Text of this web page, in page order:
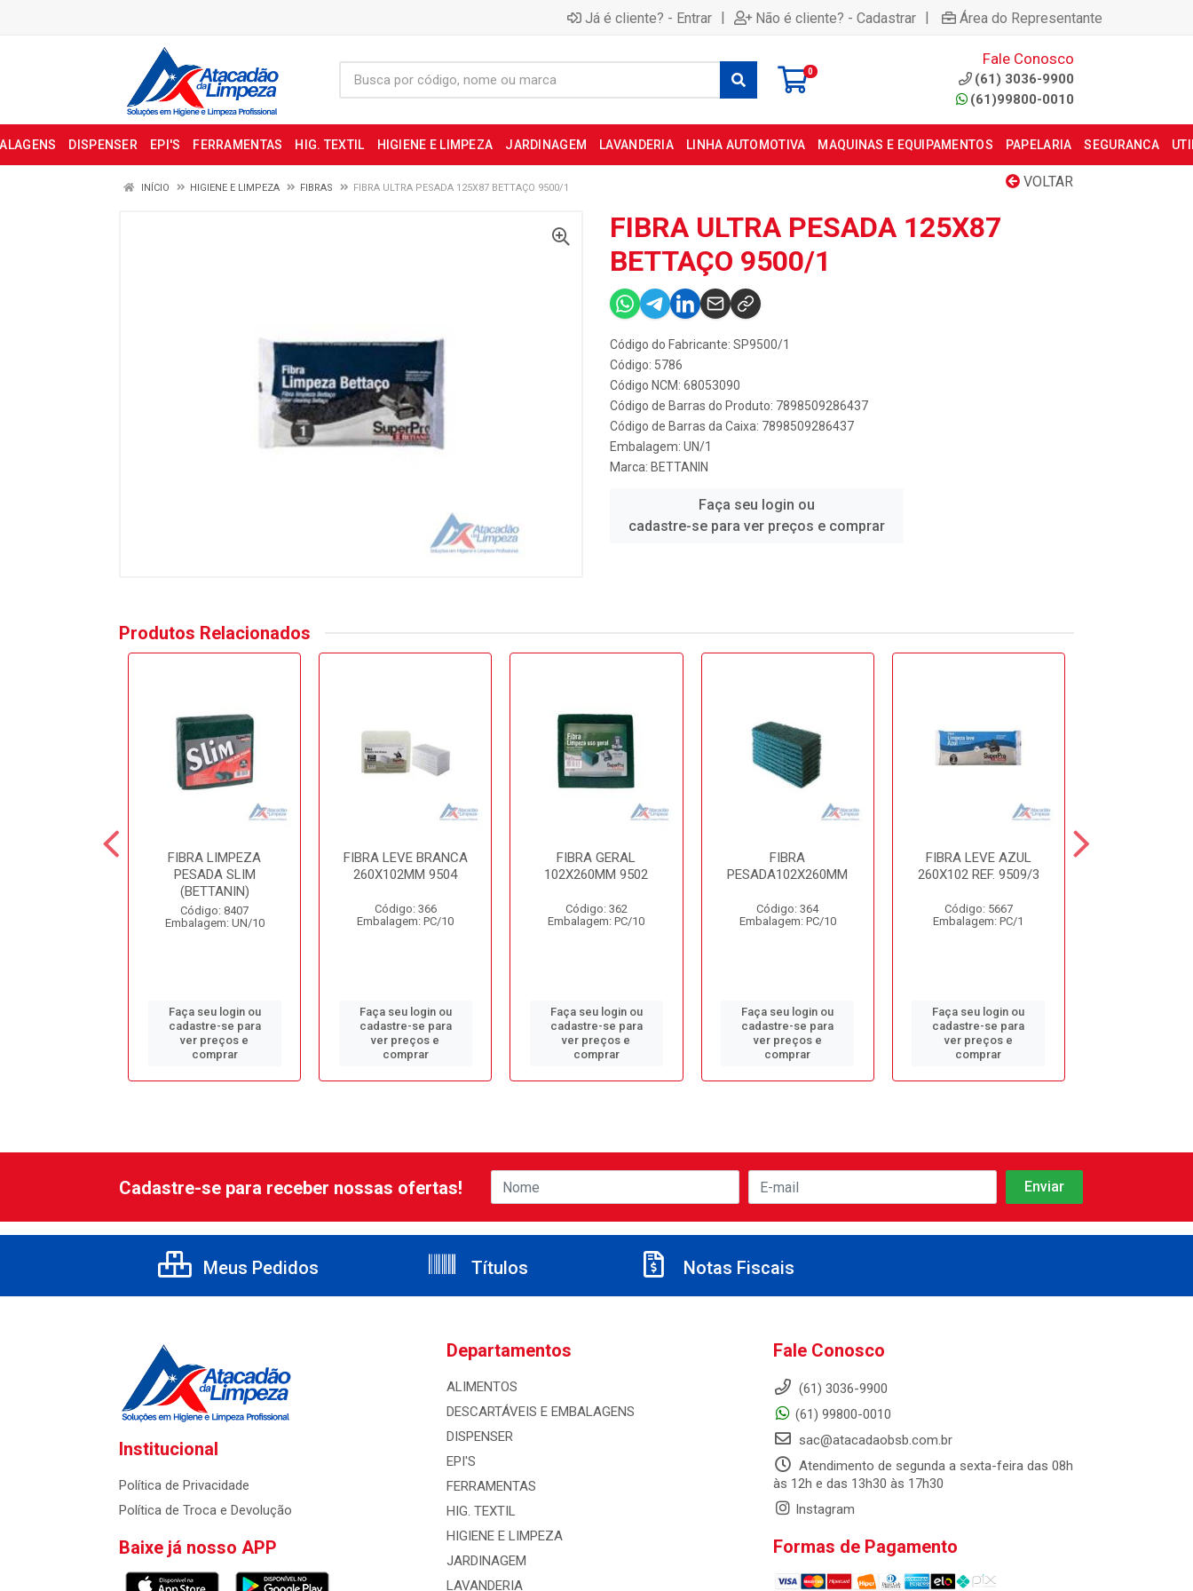
Já é cliente? - Entrar | Não é cliente? - Cadastrar | Área do Representante
0
Fale Conosco
(61) 3036-9900
(61)99800-0010
DISPENSER EPI'S FERRAMENTAS HIG. TEXTIL HIGIENE E LIMPEZA JARDINAGEM LAVANDERIA LINHA AUTOMOTIVA MAQUINAS E EQUIPAMENTOS PAPELARIA SEGURANCA
VOLTAR
INÍCIO HIGIENE E LIMPEZA FIBRAS FIBRA ULTRA PESADA 125X87 BETTAÇO 9500/1
FIBRA ULTRA PESADA 125X87
BETTAÇO 9500/1
Código do Fabricante: SP9500/1
Código: 5786
Código NCM: 68053090
Código de Barras do Produto: 7898509286437
Código de Barras da Caixa: 7898509286437
Embalagem: UN/1
Marca: BETTANIN
Faça seu login ou
cadastre-se para ver preços e comprar
Produtos Relacionados
FIBRA LIMPEZA
PESADA SLIM
(BETTANIN)
Código: 8407
Embalagem: UN/10
Faça seu login ou
cadastre-se para
ver preços e
comprar
FIBRA LEVE BRANCA
260X102MM 9504
Código: 366
Embalagem: PC/10
Faça seu login ou
cadastre-se para
ver preços e
comprar
FIBRA GERAL
102X260MM 9502
Código: 362
Embalagem: PC/10
Faça seu login ou
cadastre-se para
ver preços e
comprar
FIBRA
PESADA102X260MM
Código: 364
Embalagem: PC/10
Faça seu login ou
cadastre-se para
ver preços e
comprar
FIBRA LEVE AZUL
260X102 REF. 9509/3
Código: 5667
Embalagem: PC/1
Faça seu login ou
cadastre-se para
ver preços e
comprar
Cadastre-se para receber nossas ofertas!
Meus Pedidos Títulos Notas Fiscais
Institucional
Política de Privacidade
Política de Troca e Devolução
Baixe já nosso APP
Departamentos
ALIMENTOS
DESCARTÁVEIS E EMBALAGENS
DISPENSER
EPI'S
FERRAMENTAS
HIG. TEXTIL
HIGIENE E LIMPEZA
JARDINAGEM
LAVANDERIA
Fale Conosco
(61) 3036-9900
(61) 99800-0010
sac@atacadaobsb.com.br
Atendimento de segunda a sexta-feira das 08h
às 12h e das 13h30 às 17h30
Instagram
Formas de Pagamento